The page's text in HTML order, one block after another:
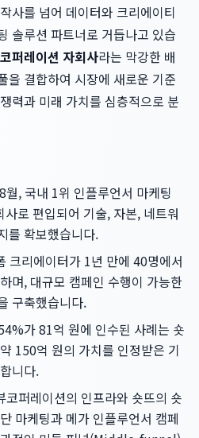
사를 넘어 데이터와 크리에이티
솔루션 파트너로 거듭나고 있습
퍼레이션 자회사라는 막강한 배
을 결합하여 시장에 새로운 기준
력과 미래 가치를 심층적으로 분
월, 국내 1위 인플루언서 마케팅
로 편입되어 기술, 자본, 네트워
를 확보했습니다.
크리에이터가 1년 만에 40명에서
며, 대규모 캠페인 수행이 가능한
구축했습니다.
가 81억 원에 인수된 사례는 숏
150억 원의 가치를 인정받은 기
니다.
코퍼레이션의 인프라와 숏뜨의 숏
마케팅과 메가 인플루언서 캠페